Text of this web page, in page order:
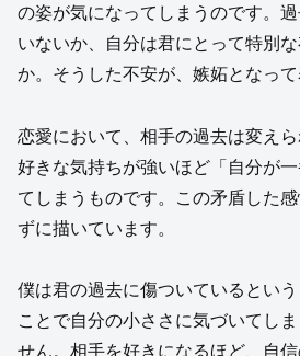
の姿が気になってしまうのです。
いないか、自分は君にとって特別
か。そうした不安が、嫉妬となって
恋愛において、相手の過去は変えら
好きな気持ちが強いほど「自分が
てしまうものです。この矛盾した
ずに描いています。
僕は君の過去に傷ついているとい
ことで自分の小ささに気づいてし
せん。相手を好きになるほど、自